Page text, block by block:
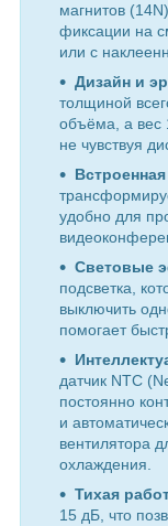
магнитов
фиксации на
или с
Дизайн и
толщиной
объёма, а вес
не чувствуя
удобно для
Световые
подсветка,
выключить
помогает
датчик NTC
постоянно
и
вентилятора
охлаждения.
Тихая
15 дБ, что